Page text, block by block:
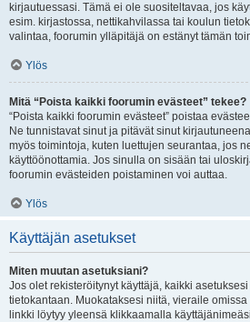
kirjautuessasi. Tämä ei ole suositeltavaa, jos
esim. kirjastossa, nettikahvilassa tai koulun
valintaa, foorumin ylläpitäjä on estänyt tämän
Ylös
Mitä “Poista kaikki foorumin evästeet” tekee?
“Poista kaikki foorumin evästeet” poistaa
Ne tunnistavat sinut ja pitävät sinut
myös toimintoja, kuten luettujen seurantaa, jos
käyttöönottamia. Jos sinulla on sisään tai
foorumin evästeiden poistaminen voi auttaa.
Ylös
Käyttäjän asetukset
Miten muutan asetuksiani?
Jos olet rekisteröitynyt käyttäjä, kaikki
tietokantaan. Muokataksesi niitä, vieraile
linkki löytyy yleensä klikkaamalla